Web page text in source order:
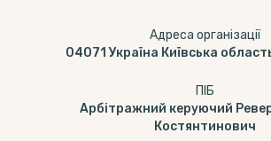
Адреса організації
04071 Україна Київська
ПІБ
Арбітражний керуючий
Костянтинович